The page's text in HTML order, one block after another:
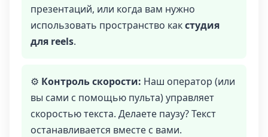
презентаций, или когда вам нужно
использовать пространство какстудия
для reels.
⚙️ Контроль скорости: Наш оператор (или
вы сами с помощью пульта) управляет
скоростью текста. Делаете паузу? Текст
останавливается вместе с вами.